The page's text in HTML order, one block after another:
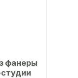
фанеры